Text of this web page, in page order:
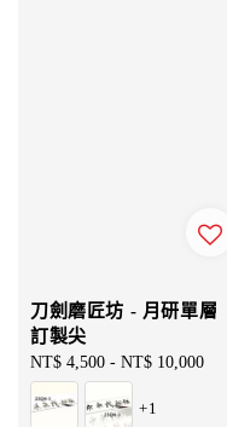
刀劍磨匠坊 - 月研單層
訂製尖
Regular
price
NT$ 4,500 - NT$ 10,000
+1